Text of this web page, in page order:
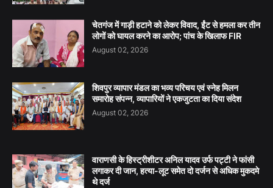
चेतगंज में गाड़ी हटाने को लेकर विवाद, ईंट से हमला कर तीन
लोगों को घायल करने का आरोप; पांच के खिलाफ FIR
August 02, 2026
शिवपुर व्यापार मंडल का भव्य परिचय एवं स्नेह मिलन
समारोह संपन्न, व्यापारियों ने एकजुटता का दिया संदेश
August 02, 2026
वाराणसी के हिस्ट्रीशीटर अनिल यादव उर्फ पट्टी ने फांसी
लगाकर दी जान, हत्या-लूट समेत दो दर्जन से अधिक मुकदमे
थे दर्ज